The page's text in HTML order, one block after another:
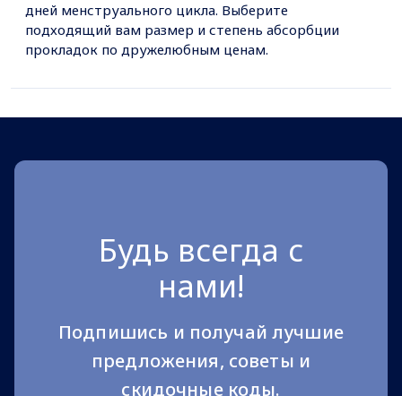
дней менструального цикла. Выберите
подходящий вам размер и степень абсорбции
прокладок по дружелюбным ценам.
Будь всегда с
нами!
Подпишись и получай лучшие
предложения, советы и
скидочные коды.